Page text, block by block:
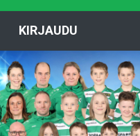
KIRJAUDU